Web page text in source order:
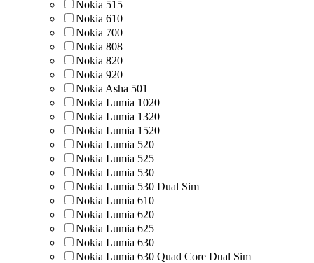
Nokia 515
Nokia 610
Nokia 700
Nokia 808
Nokia 820
Nokia 920
Nokia Asha 501
Nokia Lumia 1020
Nokia Lumia 1320
Nokia Lumia 1520
Nokia Lumia 520
Nokia Lumia 525
Nokia Lumia 530
Nokia Lumia 530 Dual Sim
Nokia Lumia 610
Nokia Lumia 620
Nokia Lumia 625
Nokia Lumia 630
Nokia Lumia 630 Quad Core Dual Sim